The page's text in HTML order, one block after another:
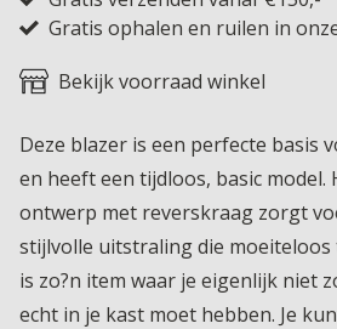
Gratis ophalen en ruilen in
Bekijk voorraad winkel
Deze blazer is een perfecte basis
en heeft een tijdloos, basic model.
ontwerp met reverskraag zorgt
stijlvolle uitstraling die moeiteloos
is zo?n item waar je eigenlijk niet
echt in je kast moet hebben. Je